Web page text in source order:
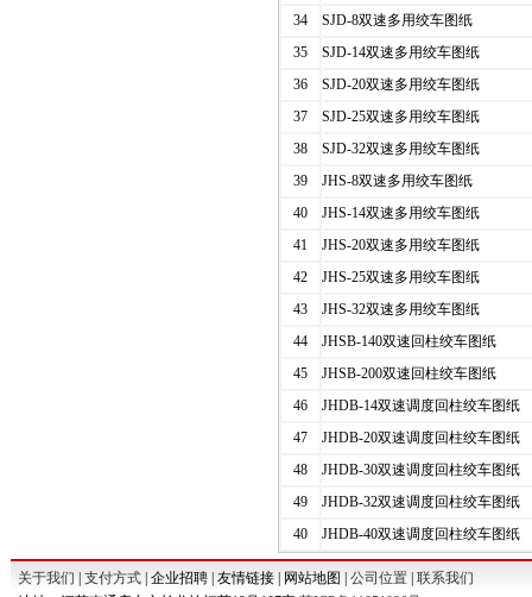
34
SJD-8双速多用绞车图纸
35
SJD-14双速多用绞车图纸
36
SJD-20双速多用绞车图纸
37
SJD-25双速多用绞车图纸
38
SJD-32双速多用绞车图纸
39
JHS-8双速多用绞车图纸
40
JHS-14双速多用绞车图纸
41
JHS-20双速多用绞车图纸
42
JHS-25双速多用绞车图纸
43
JHS-32双速多用绞车图纸
44
JHSB-140双速回柱绞车图纸
45
JHSB-200双速回柱绞车图纸
46
JHDB-14双速调度回柱绞车图纸
47
JHDB-20双速调度回柱绞车图纸
48
JHDB-30双速调度回柱绞车图纸
49
JHDB-32双速调度回柱绞车图纸
40
JHDB-40双速调度回柱绞车图纸
关于我们 支付方式 | 企业招聘 | 友情链接 | 网站地图 | 公司位置 联系我们